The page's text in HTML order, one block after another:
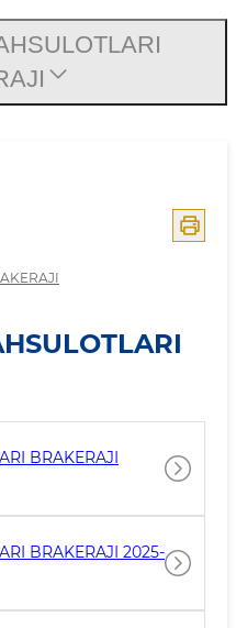
BRAKERAJI
BRAKERAJI 2025-